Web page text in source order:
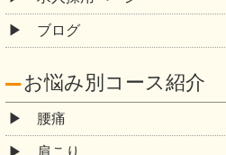
ブログ
お悩み別コース紹介
腰痛